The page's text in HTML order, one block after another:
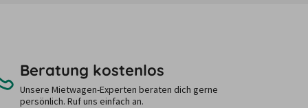
Beratung kostenlos
Unsere Mietwagen-Experten beraten dich gerne
persönlich. Ruf uns einfach an.